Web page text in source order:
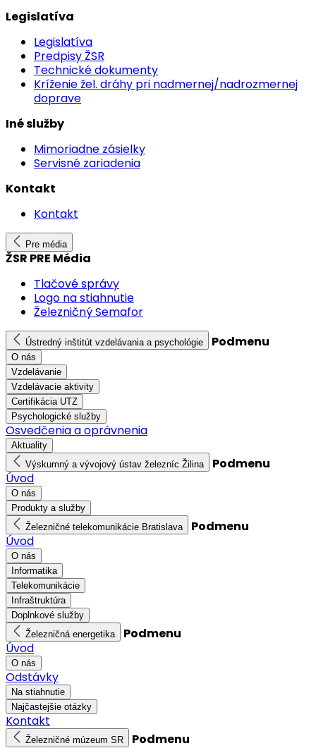
Legislatíva
Legislatíva
Predpisy ŽSR
Technické dokumenty
Kríženie žel. dráhy pri nadmernej/nadrozmernej
doprave
Iné služby
Mimoriadne zásielky
Servisné zariadenia
Kontakt
Kontakt
Pre média
ŽSR PRE Média
Tlačové správy
Logo na stiahnutie
Železničný Semafor
Ústredný inštitút vzdelávania a psychológie Podmenu
O nás
Vzdelávanie
Vzdelávacie aktivity
Certifikácia UTZ
Psychologické služby
Osvedčenia a oprávnenia
Aktuality
Výskumný a vývojový ústav železníc Žilina
Podmenu
Úvod
O nás
Produkty a služby
Železničné telekomunikácie Bratislava
Podmenu
Úvod
O nás
Informatika
Telekomunikácie
Infraštruktúra
Doplnkové služby
Železničná energetika
Podmenu
Úvod
O nás
Odstávky
Na stiahnutie
Najčastejšie otázky
Kontakt
Železničné múzeum SR
Podmenu